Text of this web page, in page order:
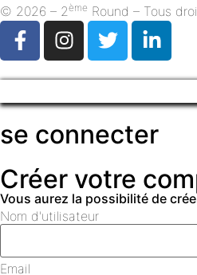
© 2026 – 2ème Round – Tous
se connecter
Créer votre
Vous aurez la possibilité de
Nom d'utilisateur
Email